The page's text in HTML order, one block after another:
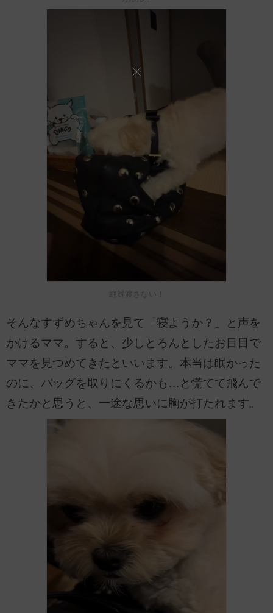
絶対渡さない！
そんなすずめちゃんを見て「寝ようか？」と声を
かけるママ。すると、少しとろんとしたお目目で
ママを見つめてきたといいます。本当は眠かった
のに、バッグを取りにくるかも…と慌てて飛んで
きたかと思うと、一途な思いに胸が打たれます。